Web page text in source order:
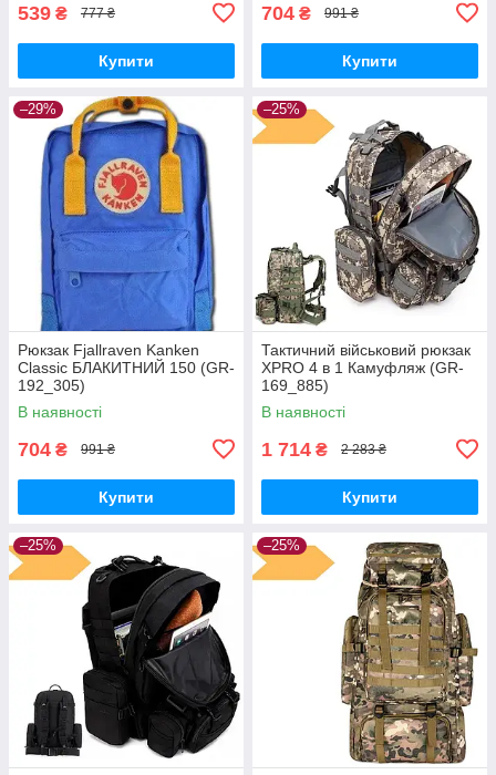
539 ₴ 777 ₴
Купити
704 ₴ 991 ₴
Купити
–29%
Рюкзак Fjallraven Kanken
Classic БЛАКИТНИЙ 150 (GR-
192_305)
В наявності
704 ₴ 991 ₴
Купити
–25%
Тактичний військовий рюкзак
XPRO 4 в 1 Камуфляж (GR-
169_885)
В наявності
1 714 ₴ 2 283 ₴
Купити
–25% –25%